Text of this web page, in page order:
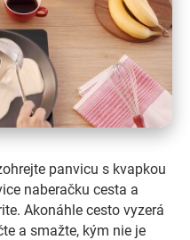
panvicu s kvapkou
naberačku cesta a
Akonáhle cesto vyzerá
a smažte, kým nie je